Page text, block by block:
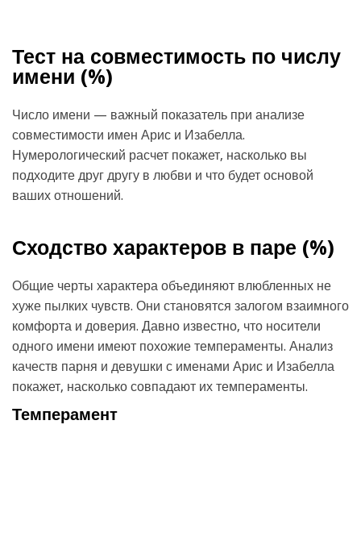
Тест на совместимость по числу
имени (%)
Число имени — важный показатель при анализе
совместимости имен Арис и Изабелла.
Нумерологический расчет покажет, насколько вы
подходите друг другу в любви и что будет основой
ваших отношений.
Сходство характеров в паре (%)
Общие черты характера объединяют влюбленных не
хуже пылких чувств. Они становятся залогом взаимного
комфорта и доверия. Давно известно, что носители
одного имени имеют похожие темпераменты. Анализ
качеств парня и девушки с именами Арис и Изабелла
покажет, насколько совпадают их темпераменты.
Темперамент